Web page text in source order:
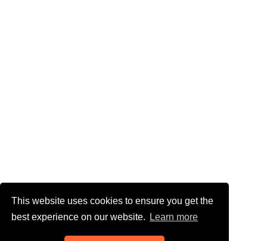
This website uses cookies to ensure you get the
best experience on our website.
Learn more